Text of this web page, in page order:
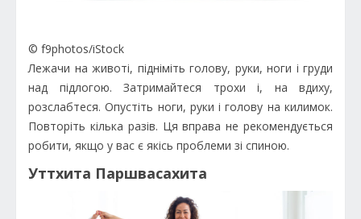
© f9photos/iStock
Лежачи на животі, підніміть голову, руки, ноги і груди
над підлогою. Затримайтеся трохи і, на вдиху,
розслабтеся. Опустіть ноги, руки і голову на килимок.
Повторіть кілька разів. Ця вправа не рекомендується
робити, якщо у вас є якісь проблеми зі спиною.
Уттхита Паршвасахита